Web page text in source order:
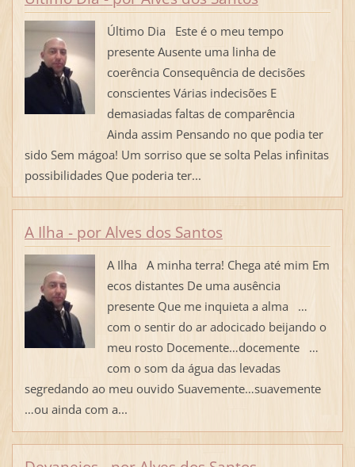
Último Dia Este é o meu tempo
presente Ausente uma linha de
coerência Consequência de decisões
conscientes Várias indecisões E
demasiadas faltas de comparência
Ainda assim Pensando no que podia ter
sido Sem mágoa! Um sorriso que se solta Pelas infinitas
possibilidades Que poderia ter...
A Ilha - por Alves dos Santos
A Ilha A minha terra! Chega até mim Em
ecos distantes De uma ausência
presente Que me inquieta a alma …
com o sentir do ar adocicado beijando o
meu rosto Docemente…docemente …
com o som da água das levadas
segredando ao meu ouvido Suavemente…suavemente
…ou ainda com a...